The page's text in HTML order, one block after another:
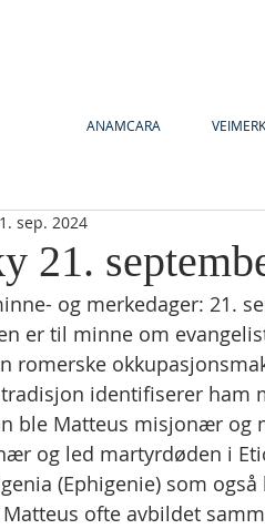
ANAMCARA
21.
sep. 2024
og merkedager: 21.
er til minne om
romerske
identifiserer ham
ble Matteus misjonær og
og led martyrdøden i
(Ephigenie) som
ofte avbildet